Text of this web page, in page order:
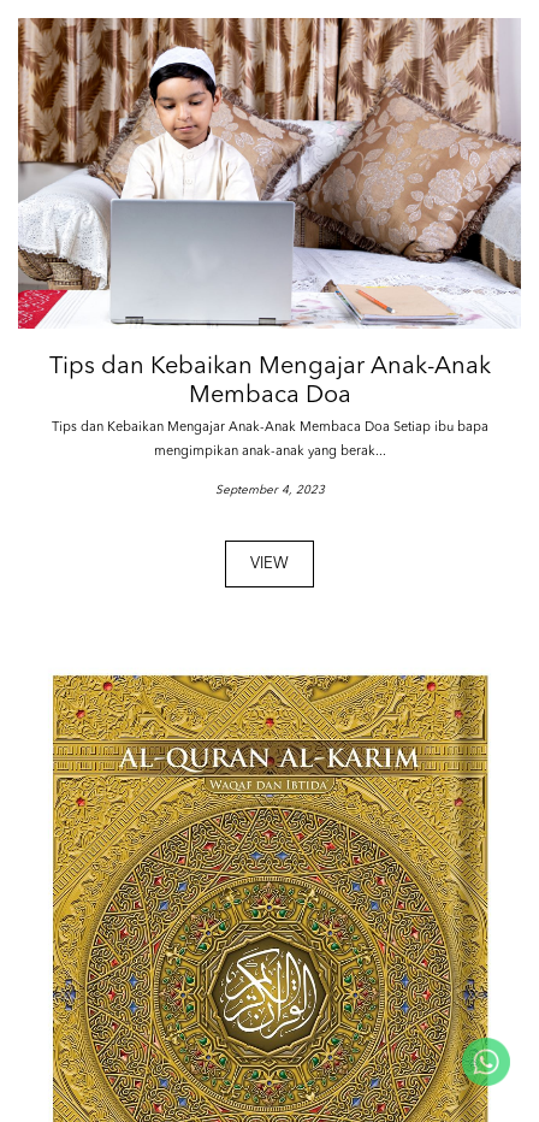
Tips dan Kebaikan Mengajar Anak-Anak
Membaca Doa
Tips dan Kebaikan Mengajar Anak-Anak Membaca Doa Setiap ibu bapa
mengimpikan anak-anak yang berak...
September 4, 2023
VIEW